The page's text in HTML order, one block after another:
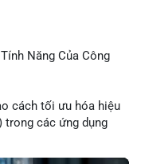
Năng Của Công
cách tối ưu hóa hiệu
trong các ứng dụng
quy trình trong lĩnh